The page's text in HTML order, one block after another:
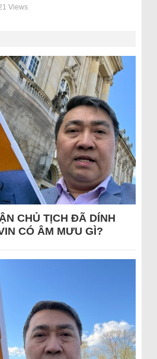
Views
CHỦ TỊCH ĐÃ DÍNH
CÓ ÂM MƯU GÌ?